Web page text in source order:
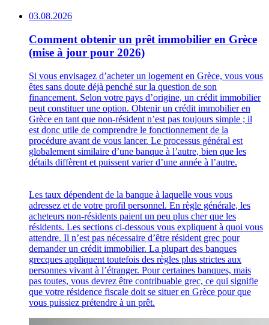
03.08.2026
Comment obtenir un prêt immobilier en Grèce
(mise à jour pour 2026)
Si vous envisagez d’acheter un logement en Grèce, vous vous
êtes sans doute déjà penché sur la question de son
financement. Selon votre pays d’origine, un crédit immobilier
peut constituer une option. Obtenir un crédit immobilier en
Grèce en tant que non-résident n’est pas toujours simple ; il
est donc utile de comprendre le fonctionnement de la
procédure avant de vous lancer. Le processus général est
globalement similaire d’une banque à l’autre, bien que les
détails diffèrent et puissent varier d’une année à l’autre.
Les taux dépendent de la banque à laquelle vous vous
adressez et de votre profil personnel. En règle générale, les
acheteurs non-résidents paient un peu plus cher que les
résidents. Les sections ci-dessous vous expliquent à quoi vous
attendre. Il n’est pas nécessaire d’être résident grec pour
demander un crédit immobilier. La plupart des banques
grecques appliquent toutefois des règles plus strictes aux
personnes vivant à l’étranger. Pour certaines banques, mais
pas toutes, vous devrez être contribuable grec, ce qui signifie
que votre résidence fiscale doit se situer en Grèce pour que
vous puissiez prétendre à un prêt.